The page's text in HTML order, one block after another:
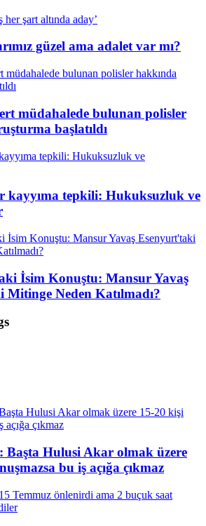
güzel ama adalet var mı?
müdahalede bulunan polisler
başlatıldı
kayyıma tepkili: Hukuksuzluk ve
İsim Konuştu: Mansur Yavaş
Mitinge Neden Katılmadı?
Başta Hulusi Akar olmak üzere
bu iş açığa çıkmaz